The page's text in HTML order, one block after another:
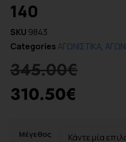
140
SKU 9843
CategoriesΑΓΩΝΙΣΤΙΚΑ,
345.00€
310.50€
Μέγεθος